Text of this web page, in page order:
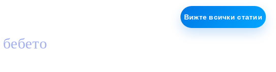
Вижте всички статии